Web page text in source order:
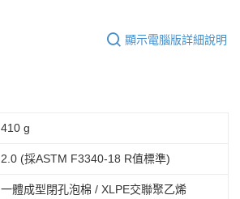
顯示電腦版詳細說明
410 g
2.0 (採ASTM F3340-18 R值標準)
一體成型閉孔泡棉 / XLPE交聯聚乙烯